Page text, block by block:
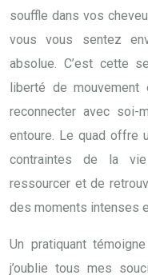
souffle dans vos
vous vous sentez
absolue. C’est cette
liberté de mouvement
reconnecter avec
entoure. Le quad offre
contraintes de la
ressourcer et de
des moments intenses
Un pratiquant
j’oublie tous mes